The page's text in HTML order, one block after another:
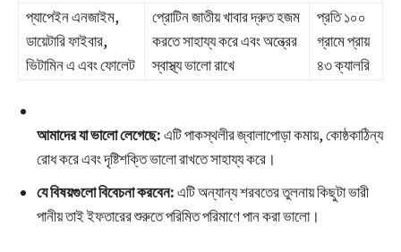
প্যাপেইন এনজাইম,
ডায়েটারি ফাইবার,
ভিটামিন এ এবং ফোলেট
প্রোটিন জাতীয় খাবার দ্রুত হজম
করতে সাহায্য করে এবং অন্ত্রের
স্বাস্থ্য ভালো রাখে
প্রতি ১০০
গ্রামে প্রায়
৪৩ ক্যালরি
আমাদের যা ভালো লেগেছে:এটি পাকস্থলীর জ্বালাপোড়া কমায়, কোষ্ঠকাঠিন্য
রোধ করে এবং দৃষ্টিশক্তি ভালো রাখতে সাহায্য করে।
যে বিষয়গুলো বিবেচনা করবেন:এটি অন্যান্য শরবতের তুলনায় কিছুটা ভারী
পানীয় তাই ইফতারের শুরুতে পরিমিত পরিমাণে পান করা ভালো।